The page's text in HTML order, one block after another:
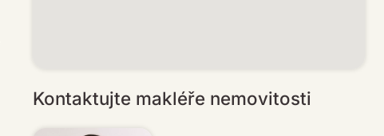
Kontaktujte makléře nemovitosti